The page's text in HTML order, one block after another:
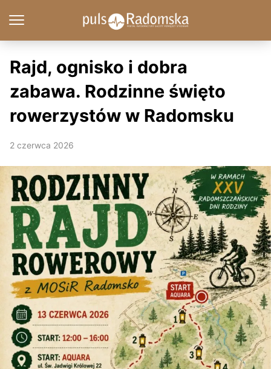
Rajd, ognisko i dobra
zabawa. Rodzinne święto
rowerzystów w Radomsku
2 czerwca 2026